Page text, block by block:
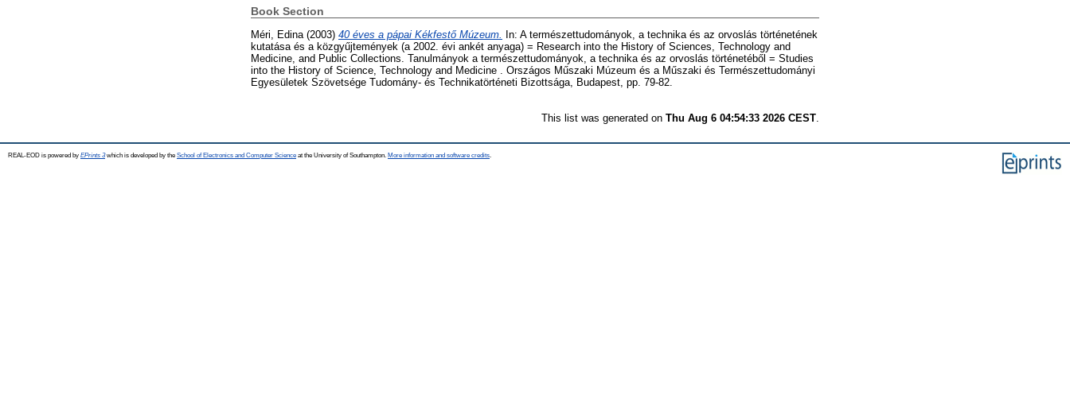
Book Section
Méri, Edina (2003) 40 éves a pápai Kékfestő Múzeum. In: A természettudományok, a technika és az orvoslás történetének
kutatása és a közgyűjtemények (a 2002. évi ankét anyaga) = Research into the History of Sciences, Technology and
Medicine, and Public Collections. Tanulmányok a természettudományok, a technika és az orvoslás történetéből = Studies
into the History of Science, Technology and Medicine . Országos Műszaki Múzeum és a Műszaki és Természettudományi
Egyesületek Szövetsége Tudomány- és Technikatörténeti Bizottsága, Budapest, pp. 79-82.
This list was generated on Thu Aug 6 04:54:33 2026 CEST
REAL-EOD is powered by EPrints 3which is developed by the School of Electronics and Computer Science at the University of Southampton. More information and software credits